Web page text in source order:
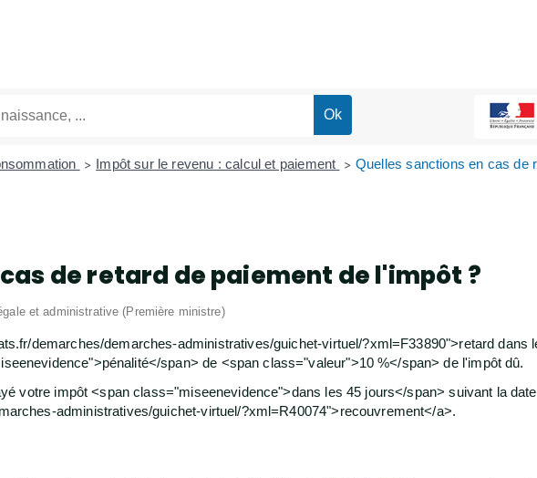
> Impôt sur le revenu : calcul et paiement > Quelles sanctions en cas de
de retard de paiement de l'impôt ?
et administrative (Première ministre)
demarches/demarches-administratives/guichet-virtuel/?xml=F33890">retard dans
span> de <span class="valeur">10 %</span> de l'impôt dû.
votre impôt <span class="miseenevidence">dans les 45 jours</span> suivant la
administratives/guichet-virtuel/?xml=R40074">recouvrement</a>.